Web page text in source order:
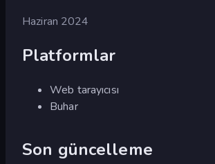
Haziran 2024
Platformlar
Web tarayıcısı
Buhar
Son güncelleme